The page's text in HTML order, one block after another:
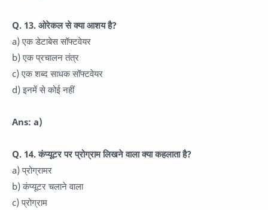
Q. 13. ओरेकल से क्या आशय है?
a) एक डेटाबेस सॉफ्टवेयर
b) एक प्रचालन तंत्र
c) एक शब्द साधक सॉफ्टवेयर
d) इनमें से कोई नहीं
Ans: a)
Q. 14. कंप्यूटर पर प्रोग्राम लिखने वाला क्या कहलाता है?
a) प्रोग्रामर
b) कंप्यूटर चलाने वाला
c) प्रोग्राम